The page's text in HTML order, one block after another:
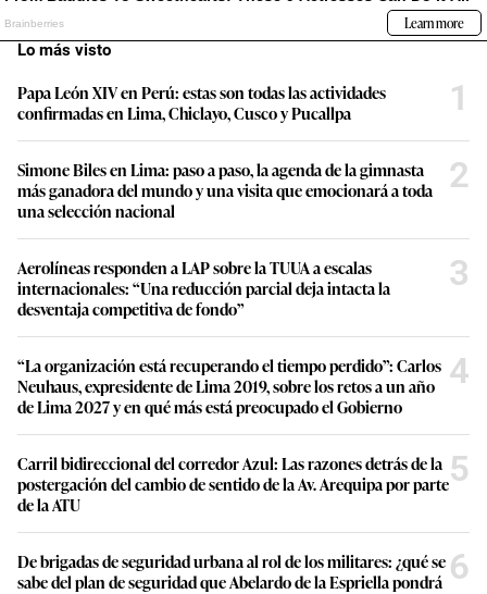
Lo más visto
Papa León XIV en Perú: estas son todas las actividades
confirmadas en Lima, Chiclayo, Cusco y Pucallpa
1
Simone Biles en Lima: paso a paso, la agenda de la gimnasta
más ganadora del mundo y una visita que emocionará a toda
una selección nacional
2
Aerolíneas responden a LAP sobre la TUUA a escalas
internacionales: “Una reducción parcial deja intacta la
desventaja competitiva de fondo”
3
“La organización está recuperando el tiempo perdido”: Carlos
Neuhaus, expresidente de Lima 2019, sobre los retos a un año
de Lima 2027 y en qué más está preocupado el Gobierno
4
Carril bidireccional del corredor Azul: Las razones detrás de la
postergación del cambio de sentido de la Av. Arequipa por parte
de la ATU
5
De brigadas de seguridad urbana al rol de los militares: ¿qué se
sabe del plan de seguridad que Abelardo de la Espriella pondrá 6